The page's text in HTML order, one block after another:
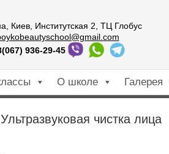
Киев, Институтская 2, ТЦ Глобус
936-29-45
О школе Галерея
Ультразвуковая чистка лица